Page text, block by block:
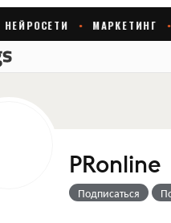
PRonline
Подписаться